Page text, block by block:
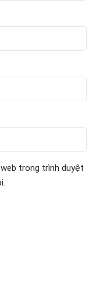
trong trình duyệt